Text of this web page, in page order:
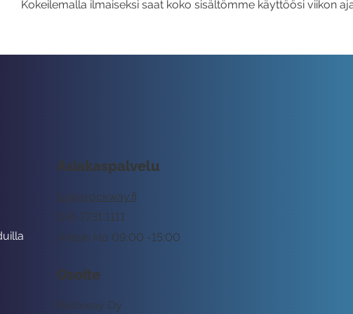
Kokeilemalla ilmaiseksi saat koko sisältömme käyttöösi viikon
Asiakaspalvelu
tuki@rockway.fi
Arkisin klo 09:00 -15:00
045 7731 1111
Osoite
Rockway Oy